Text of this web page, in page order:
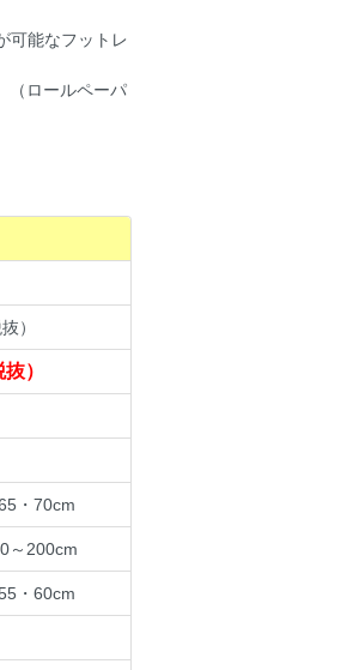
可能なフットレ
（ロールペーパ
）
）
・70cm
～200cm
・60cm